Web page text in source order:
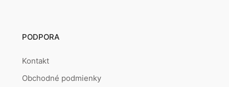
PODPORA
Kontakt
Obchodné podmienky